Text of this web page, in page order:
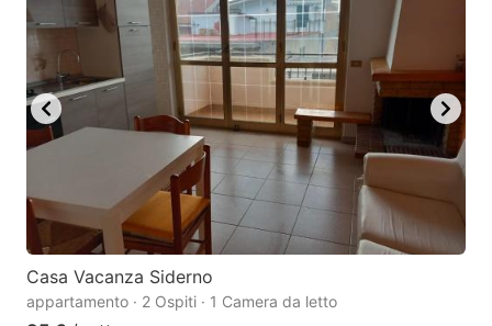
Casa Vacanza Siderno
appartamento · 2 Ospiti · 1 Camera da letto